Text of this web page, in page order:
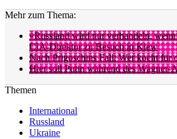
Mehr zum Thema:
«Russland wird nur verhandeln,
CIA-Direktor zu Besuch in Kiew
Nach Prigoschins Fall: Wer kocht für
Hier soll Putin während des Wagner-
Themen
International
Russland
Ukraine